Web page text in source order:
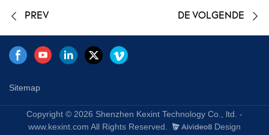
PREV DE VOLGENDE
Sitemap
Copyright © 2026 Shenzhen Kexint Technology Co., ltd. -
www.kexint.com All Rights Reserved.
Design